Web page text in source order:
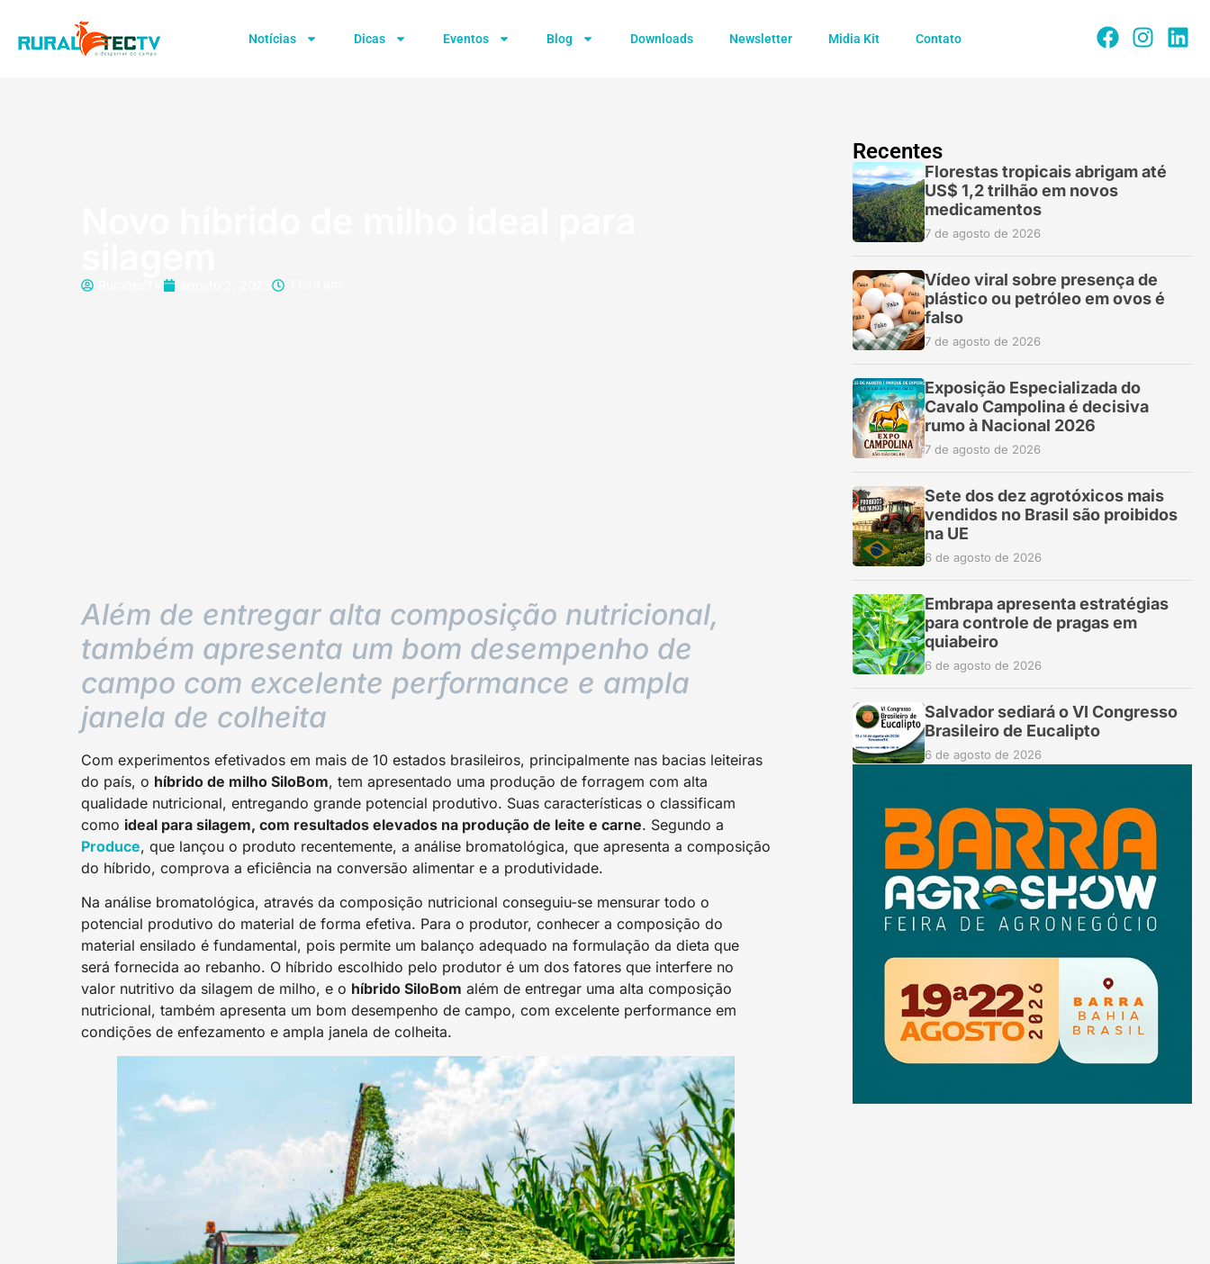
Notícias Dicas Eventos Blog Downloads Newsletter Midia Kit Contato
Além de entregar alta composição nutricional,
também apresenta um bom desempenho de
campo com excelente performance e ampla
janela de colheita
Com experimentos efetivados em mais de 10 estados brasileiros, principalmente nas bacias leiteiras
do país, o híbrido de milho SiloBom, tem apresentado uma produção de forragem com alta
qualidade nutricional, entregando grande potencial produtivo. Suas características o classificam
como ideal para silagem, com resultados elevados na produção de leite e carne. Segundo a
Produce, que lançou o produto recentemente, a análise bromatológica, que apresenta a composição
do híbrido, comprova a eficiência na conversão alimentar e a produtividade.
Na análise bromatológica, através da composição nutricional conseguiu-se mensurar todo o
potencial produtivo do material de forma efetiva. Para o produtor, conhecer a composição do
material ensilado é fundamental, pois permite um balanço adequado na formulação da dieta que
será fornecida ao rebanho. O híbrido escolhido pelo produtor é um dos fatores que interfere no
valor nutritivo da silagem de milho, e o híbrido SiloBom além de entregar uma alta composição
nutricional, também apresenta um bom desempenho de campo, com excelente performance em
condições de enfezamento e ampla janela de colheita.
Recentes
Florestas tropicais abrigam até
US$ 1,2 trilhão em novos
medicamentos
7 de agosto de 2026
Vídeo viral sobre presença de
plástico ou petróleo em ovos é
falso
7 de agosto de 2026
Exposição Especializada do
Cavalo Campolina é decisiva
rumo à Nacional 2026
7 de agosto de 2026
Sete dos dez agrotóxicos mais
vendidos no Brasil são proibidos
na UE
6 de agosto de 2026
Embrapa apresenta estratégias
para controle de pragas em
quiabeiro
6 de agosto de 2026
Salvador sediará o VI Congresso
Brasileiro de Eucalipto
6 de agosto de 2026